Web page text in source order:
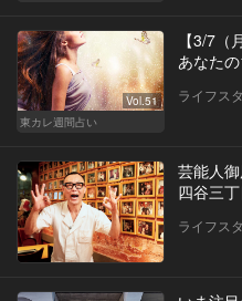
Vol.51
東カレ週間占い
【3/7（
あなた
ライフス
芸能人
四谷三
ライフス